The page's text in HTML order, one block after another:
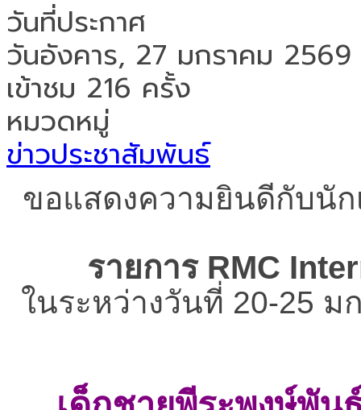
วันที่ประกาศ
วันอังคาร, 27 มกราคม 2569
เข้าชม 216 ครั้ง
หมวดหมู่
ข่าวประชาสัมพันธ์
ขอแสดงความยินดีกับนัก
รายการ RMC
ในระหว่างวันที่ 20-25